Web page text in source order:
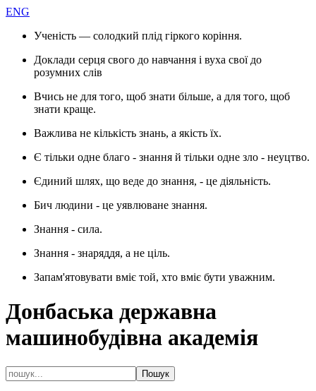
ENG
Ученість — солодкий плід гіркого коріння.
Доклади серця свого до навчання і вуха свої до
розумних слів
Вчись не для того, щоб знати більше, а для того, щоб
знати краще.
Важлива не кількість знань, а якість їх.
Є тільки одне благо - знання й тільки одне зло - неуцтво.
Єдиний шлях, що веде до знання, - це діяльність.
Бич людини - це уявлюване знання.
Знання - сила.
Знання - знаряддя, а не ціль.
Запам'ятовувати вміє той, хто вміє бути уважним.
Донбаська державна
машинобудівна академія